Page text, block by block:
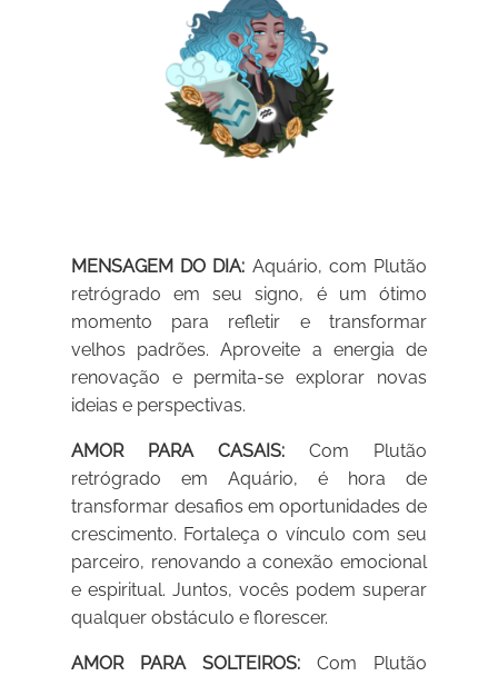
MENSAGEM DO DIA: Aquário, com Plutão
retrógrado em seu signo, é um ótimo
momento para refletir e transformar
velhos padrões. Aproveite a energia de
renovação e permita-se explorar novas
ideias e perspectivas.
AMOR PARA CASAIS: Com Plutão
retrógrado em Aquário, é hora de
transformar desafios em oportunidades de
crescimento. Fortaleça o vínculo com seu
parceiro, renovando a conexão emocional
e espiritual. Juntos, vocês podem superar
qualquer obstáculo e florescer.
AMOR PARA SOLTEIROS: Com Plutão